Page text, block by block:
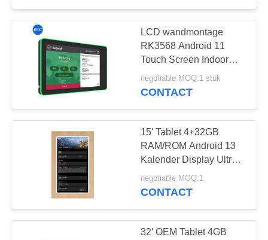
FABRIEKSREIS
KWALITEITSCONTROLE
CONTACTEER
ONS
VERZOEK
OM EEN
CITAAT
SITEMAP
Restauranten
Display-oplossingen
28
Smart TV
LCD wandmontage
RK3568 Android 11
Touch Screen Indoor
Digital Signage Voor
vergaderingen
negotiable MOQ:1 stuk
CONTACT
15' Tablet 4+32GB
RAM/ROM Android 13
Kalender Display Ultra-
smal raam Wand Mount
Tablet
negotiable MOQ:1
CONTACT
32' OEM Tablet 4GB